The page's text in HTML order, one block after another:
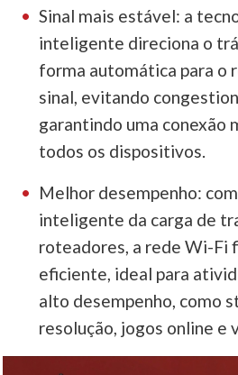
Sinal mais estável: a
inteligente direciona o
forma automática para o
sinal, evitando
garantindo uma conexão
todos os dispositivos.
Melhor desempenho:
inteligente da carga de
roteadores, a rede Wi-Fi
eficiente, ideal para
alto desempenho, como
resolução, jogos online e